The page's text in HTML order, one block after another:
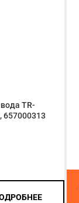
TR-
657000313